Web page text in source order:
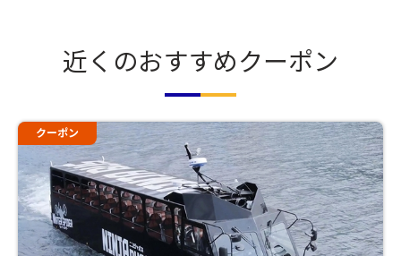
近くのおすすめクーポン
クーポン